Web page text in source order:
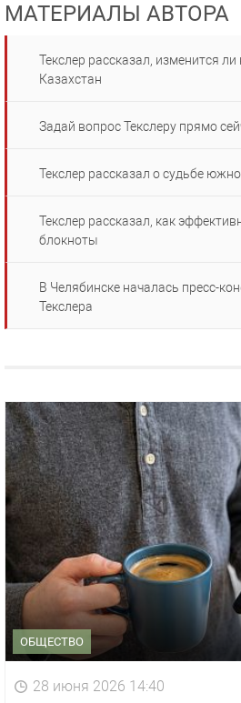
МАТЕРИАЛЫ АВТОРА
Текслер рассказал, изменится ли
Казахстан
Задай вопрос Текслеру прямо
Текслер рассказал о судьбе
Текслер рассказал, как
блокноты
В Челябинске началась пресс-
Текслера
ОБЩЕСТВО
28 июня 2026 14:40